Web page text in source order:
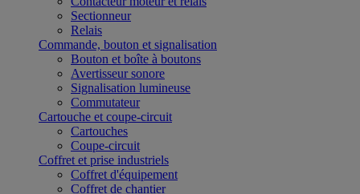
Sectionneur
Relais
Commande, bouton et signalisation
Bouton et boîte à boutons
Avertisseur sonore
Signalisation lumineuse
Commutateur
Cartouche et coupe-circuit
Cartouches
Coupe-circuit
Coffret et prise industriels
Coffret d'équipement
Coffret de chantier